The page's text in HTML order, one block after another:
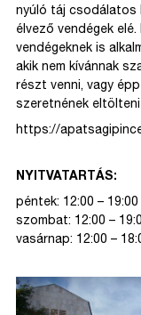
nyúló táj csodálatos
élvező vendégek
vendégeknek is
akik nem kívánnak
részt venni, vagy
szeretnének
https://
NYITVATARTÁS:
péntek: 12:00 – 19:00
szombat: 12:00 –
vasárnap: 12:00 –